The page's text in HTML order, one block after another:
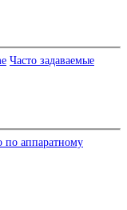
Часто задаваемые
по аппаратному